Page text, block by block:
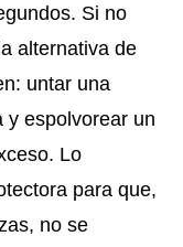
Si no
alternativa de
untar una
y espolvorear un
Lo
para que,
no se